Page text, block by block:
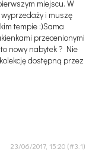
miejscu. W
i muszę
tempie :)Sama
przecenionymi
nowy nabytek ? Nie
dostępną przez
23/06/2017, 15:20